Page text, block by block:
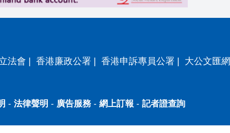
法會 香港廉政公署 香港申訴專員公署 大公文匯網
- 法律聲明 - 廣告服務- 網上訂報 - 記者證查詢